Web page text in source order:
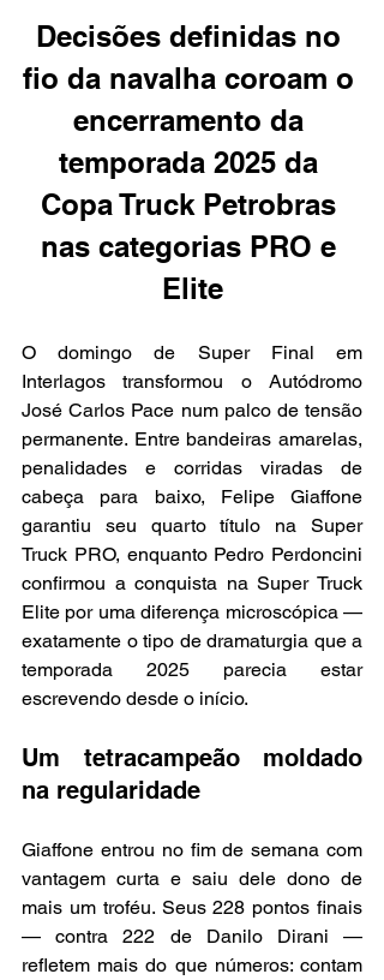
Decisões definidas no
fio da navalha coroam o
encerramento da
temporada 2025 da
Copa Truck Petrobras
nas categorias PRO e
Elite
O domingo de Super Final em
Interlagos transformou o Autódromo
José Carlos Pace num palco de tensão
permanente. Entre bandeiras amarelas,
penalidades e corridas viradas de
cabeça para baixo, Felipe Giaffone
garantiu seu quarto título na Super
Truck PRO, enquanto Pedro Perdoncini
confirmou a conquista na Super Truck
Elite por uma diferença microscópica —
exatamente o tipo de dramaturgia que a
temporada 2025 parecia estar
escrevendo desde o início.
Um tetracampeão moldado
na regularidade
Giaffone entrou no fim de semana com
vantagem curta e saiu dele dono de
mais um troféu. Seus 228 pontos finais
— contra 222 de Danilo Dirani —
refletem mais do que números: contam